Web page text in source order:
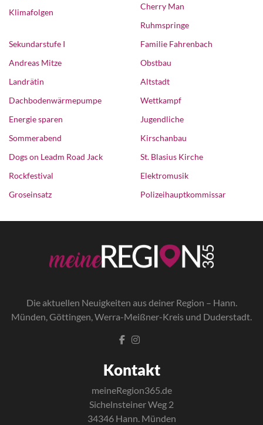
Klimafolgen
Cherry Man
Ruhmspringe
Sekundarstufe I
Andreas Mitze
Landrätin
Dachbodenwärmepumpe
Energie sparen
Sommerabend
Dogs on Leadm Road Jack
Rockfestival
Groseinsatz
Familie Fahrenbach
Obstbau
Altstadt
Wettkampf
Jugendliche
Kirschanbau
St. Blasius Kirche
Elektromusik
Polizeihauptkommissar
Die aktuellen Neuigkeiten aus deiner Region – Hann.
Münden, Göttingen, Werra-Meißner-Kreis und Duderstadt.
Kontakt
meineRegion365.de
Sichelnsteiner Weg 2
34346 Hann. Münden